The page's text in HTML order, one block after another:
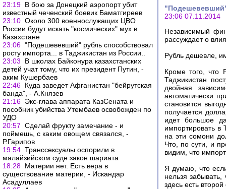
23:19 В бою за Донецкий аэропорт убит
известный чеченский боевик Баматгиреев
23:10 Около 300 военнослужащих ЦВО
России будут искать "космических" мух в
Казахстане
23:06 "Подешевевший" рубль способствовал
росту импорта... в Таджикистан из России..
23:03
В школах Байконура казахстанских
детей учат тому, что их президент Путин, -
аким Кушербаев
22:46 Куда заведет Афганистан "бейрутская
банда", - А.Князев
21:16 Экс-глава аппарата КазСената и
пособник убийства Утембаев освобожден по
УДО
20:57 Сделай фрукту замечание - и
поймешь, с каким овощем связался, -
Р.Гарипов
19:54 Транссексуалы оспорили в
малайзийском суде закон шариата
18:28 Материи нет. Есть вера в
существование материи, - Искандар
Асадуллаев
"Подешевевший"
23:06 07.11.2014
Независимый
рассуждает о
Рубль дешевле,
Кроме того, что
Таджикистан
двойная
автоматически
становится
получается
идет большое
импортировать в
на эти сомони
Что, по сути, и
видим, что
Я думаю, что
нельзя
здесь есть